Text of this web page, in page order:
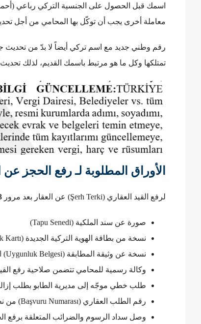
اسمك قبل الحصول على الجنسية التركي رباعي
معاملة أخرى يجب أن توكّل بها المحامي من أجل
رقم وطني جديد مع اسم تركي أيضاً لا بدّ من تحديث
تمتلكها وكل ما هو مرتبط باسمك القديم، لذلك
الأوراق المطلوبة لـ رفع الحجز
لرفع القيد العقاري (Şerh Terki) عن العقار بعد مرور
صورة عن سند الملكية (Tapu Senedi)
نسخة من بطاقة الهوية التركية الجديدة (T.C. Kimlik Kartı) بعد التجنيس.
نسخة عن وثيقة المطابقة (Uygunluk Belgesi) التي تم تقديمها سابقًا.
وكالة رسمية للمحامي تتضمن صلاحية رفع القيد
طلب خطي موجّه إلى مديرية الطابو بطلب
رقم الطلب العقاري (Başvuru Numarası) من نظام Web-Tapu إن وجد.
وصل سداد الرسوم والضرائب المتعلقة برفع الحجز